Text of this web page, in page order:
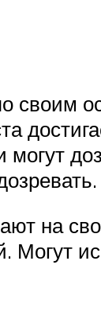
своим
на
Могут